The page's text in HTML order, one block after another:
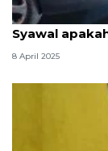
Puasa qadha
Syawal
8 April 2025